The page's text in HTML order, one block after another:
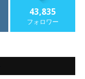
43,835
フォロワー